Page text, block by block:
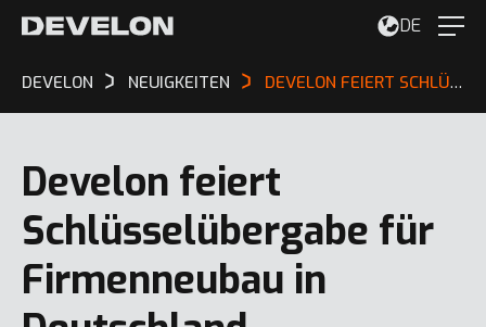
DE
DEVELON NEUIGKEITEN DEVELON FEIERT SCHLÜSSELÜBERGABE FÜR FIRMENNEUBAU IN DEUTSCHLAND
Develon feiert
Schlüsselübergabe für
Firmenneubau in